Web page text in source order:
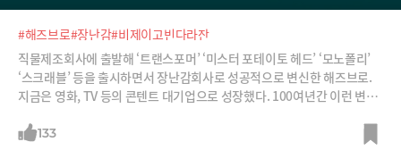
#해즈브로#장난감#비제이고빈다라잔
직물제조회사에 출발해 ‘트랜스포머’ ‘미스터 포테이토 헤드’ ‘모노폴리’
‘스크래블’ 등을 출시하면서 장난감회사로 성공적으로 변신한 해즈브로.
지금은 영화, TV 등의 콘텐트 대기업으로 성장했다. 100여년간 이런 변신
133